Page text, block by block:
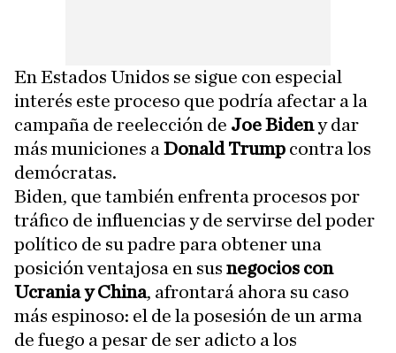
En Estados Unidos se sigue con especial
interés este proceso que podría afectar a la
campaña de reelección de Joe Bideny dar
más municiones a Donald Trump contra los
demócratas.
Biden, que también enfrenta procesos por
tráfico de influencias y de servirse del poder
político de su padre para obtener una
posición ventajosa en sus negocios con
Ucrania y China, afrontará ahora su caso
más espinoso: el de la posesión de un arma
de fuego a pesar de ser adicto a los